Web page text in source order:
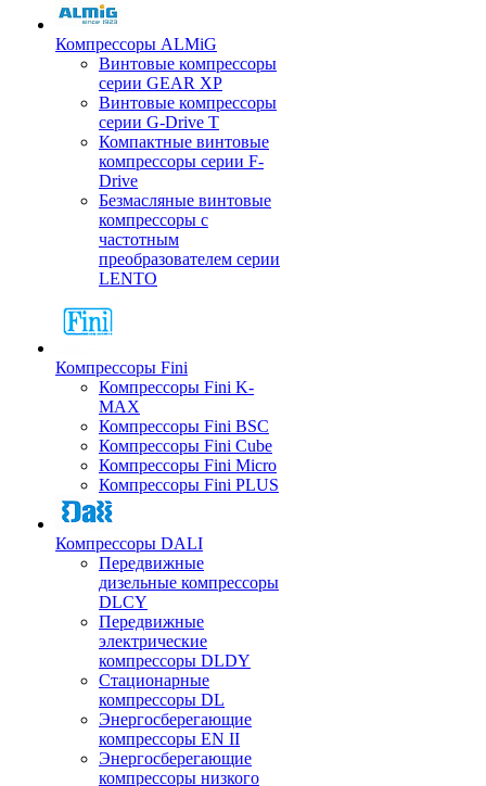
Компрессоры ALMiG
Винтовые компрессоры
серии GEAR XP
Винтовые компрессоры
серии G-Drive T
Компактные винтовые
компрессоры серии F-
Drive
Безмасляные винтовые
компрессоры с
частотным
преобразователем серии
LENTO
Компрессоры Fini
Компрессоры Fini K-
MAX
Компрессоры Fini BSC
Компрессоры Fini Cube
Компрессоры Fini Micro
Компрессоры Fini PLUS
Компрессоры DALI
Передвижные
дизельные компрессоры
DLCY
Передвижные
электрические
компрессоры DLDY
Стационарные
компрессоры DL
Энергосберегающие
компрессоры EN II
Энергосберегающие
компрессоры низкого